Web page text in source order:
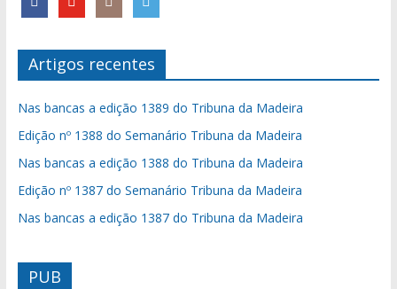
Artigos recentes
Nas bancas a edição 1389 do Tribuna da Madeira
Edição nº 1388 do Semanário Tribuna da Madeira
Nas bancas a edição 1388 do Tribuna da Madeira
Edição nº 1387 do Semanário Tribuna da Madeira
Nas bancas a edição 1387 do Tribuna da Madeira
PUB